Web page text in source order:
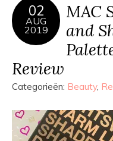
02
AUG
2019
MAC
and
Review
Categorieën: Beauty,